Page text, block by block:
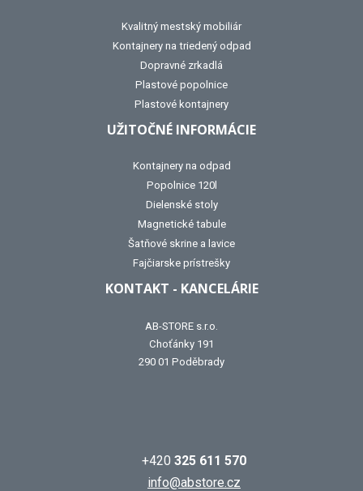
Kvalitný mestský mobiliár
Kontajnery na triedený odpad
Dopravné zrkadlá
Plastové popolnice
Plastové kontajnery
UŽITOČNÉ INFORMÁCIE
Kontajnery na odpad
Popolnice 120l
Dielenské stoly
Magnetické tabule
Šatňové skrine a lavice
Fajčiarske prístrešky
KONTAKT - KANCELÁRIE
AB-STORE s.r.o.
Choťánky 191
290 01 Poděbrady
+420 325 611 570
info@abstore.cz